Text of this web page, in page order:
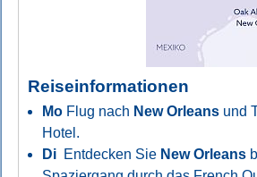
Reiseinformationen
MoFlug nach New Orleansund
Hotel.
DiEntdecken Sie New Orleans